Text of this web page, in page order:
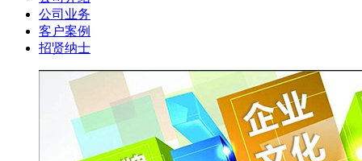
公司业务
客户案例
招贤纳士